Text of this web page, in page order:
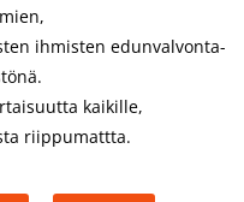
ihmisten edunvalvonta-
kaikille,
riippumattta.